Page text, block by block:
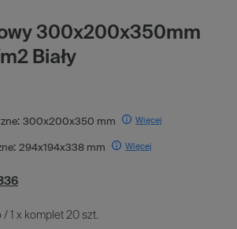
300x200x350mm
Biały
300x200x350 mm Więcej
294x194x338 mm Więcej
/ 1 x komplet 20 szt.